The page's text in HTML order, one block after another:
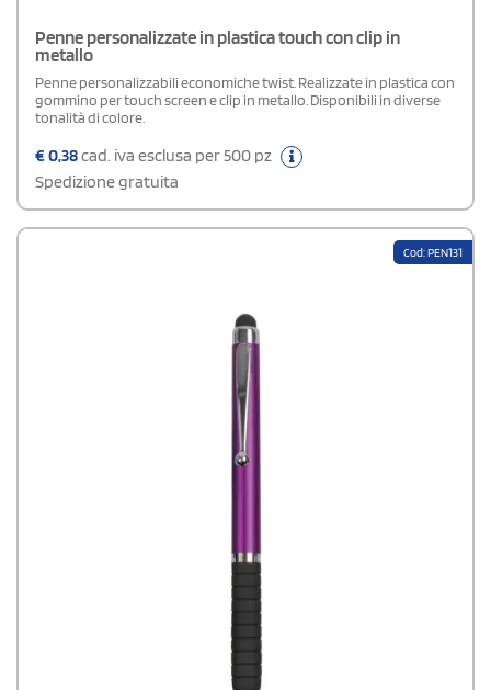
Penne personalizzate in plastica touch con clip in
metallo
Penne personalizzabili economiche twist. Realizzate in plastica con
gommino per touch screen e clip in metallo. Disponibili in diverse
tonalità di colore.
€0,38cad. iva esclusa per 500 pz
Spedizione gratuita
Cod: PEN131